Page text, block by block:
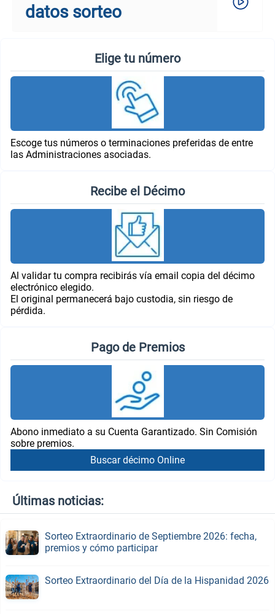
datos sorteo
Elige tu número
Escoge tus números o terminaciones preferidas de entre
las Administraciones asociadas.
Recibe el Décimo
Al validar tu compra recibirás vía email copia del décimo
electrónico elegido.
El original permanecerá bajo custodia, sin riesgo de
pérdida.
Pago de Premios
Abono inmediato a su Cuenta Garantizado. Sin Comisión
sobre premios.
Buscar décimo Online
Últimas noticias:
Sorteo Extraordinario de Septiembre 2026: fecha,
premios y cómo participar
Sorteo Extraordinario del Día de la Hispanidad 2026